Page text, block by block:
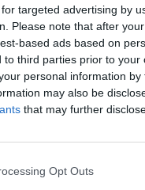
targeted advertising by
Please note that after
based ads based on
to third parties prior to
personal information
may also be
that may further
Opt Outs
Inconștiența unora continuă
proporții s-a produs sâmbătă
după ce persoane
Aproximativ 20 de hectare
fiind distruși parțial sau
Acesta avea un cuțit înfipt